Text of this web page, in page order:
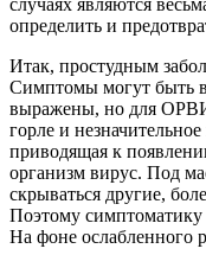
случаях являются
определить и
Итак, простудным
Симптомы могут быть
выражены, но для ОРВИ
горле и
приводящая к
организм вирус. Под
скрываться другие,
Поэтому
На фоне ослабленного